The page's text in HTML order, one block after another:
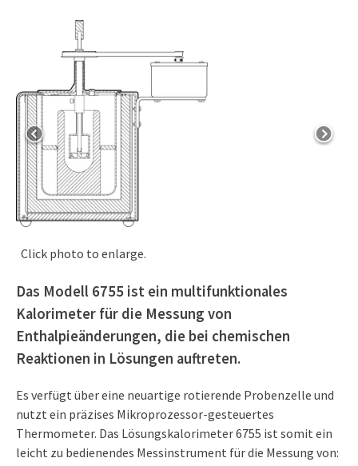
Click photo to enlarge.
Das Modell 6755 ist ein multifunktionales
Kalorimeter für die Messung von
Enthalpieänderungen, die bei chemischen
Reaktionen in Lösungen auftreten.
Es verfügt über eine neuartige rotierende Probenzelle und
nutzt ein präzises Mikroprozessor-gesteuertes
Thermometer. Das Lösungskalorimeter 6755 ist somit ein
leicht zu bedienendes Messinstrument für die Messung von: